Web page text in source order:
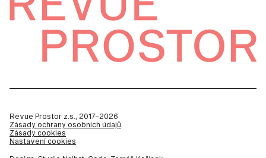
Revue Prostor z.s., 2017–2026
Zásady ochrany osobních údajů
Zásady cookies
Nastavení cookies